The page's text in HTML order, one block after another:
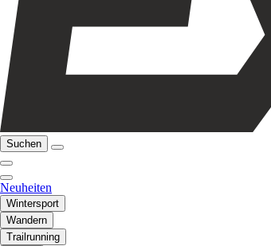
Suchen
Neuheiten
Wintersport
Wandern
Trailrunning